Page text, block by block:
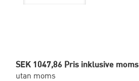
SEK 1047,86 Pris inklusive moms
utan moms